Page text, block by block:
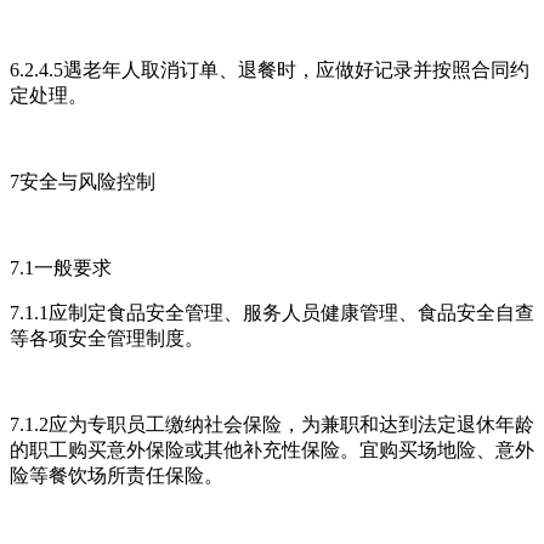
6.2.4.5遇老年人取消订单、退餐时，应做好记录并按照合同约
定处理。
7安全与风险控制
7.1一般要求
7.1.1应制定食品安全管理、服务人员健康管理、食品安全自查
等各项安全管理制度。
7.1.2应为专职员工缴纳社会保险，为兼职和达到法定退休年龄
的职工购买意外保险或其他补充性保险。宜购买场地险、意外
险等餐饮场所责任保险。